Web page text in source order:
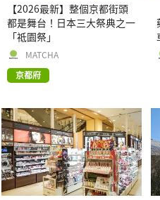
【2026最新】整個京都街頭
都是舞台！日本三大祭典之一
「祗園祭」
MATCHA
京都府